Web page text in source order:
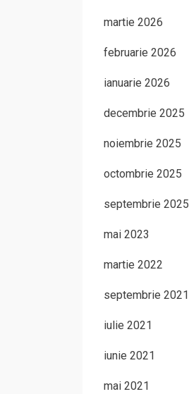
martie 2026
februarie 2026
ianuarie 2026
decembrie 2025
noiembrie 2025
octombrie 2025
septembrie 2025
mai 2023
martie 2022
septembrie 2021
iulie 2021
iunie 2021
mai 2021